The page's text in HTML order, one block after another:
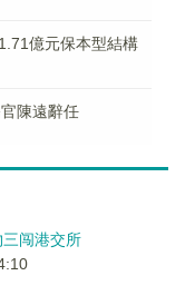
億元保本型結構
陳遠辭任
三闯港交所